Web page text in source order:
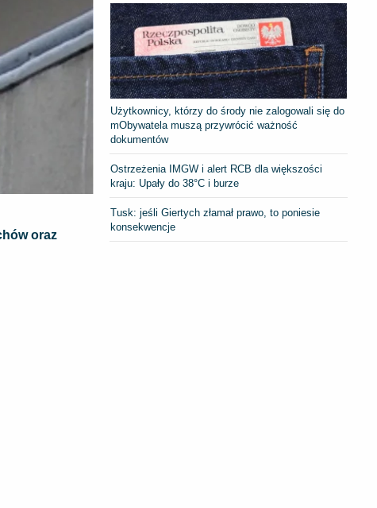
oraz
Użytkownicy, którzy do środy nie zalogowali się do
mObywatela muszą przywrócić ważność
dokumentów
Ostrzeżenia IMGW i alert RCB dla większości
kraju: Upały do 38°C i burze
Tusk: jeśli Giertych złamał prawo, to poniesie
konsekwencje